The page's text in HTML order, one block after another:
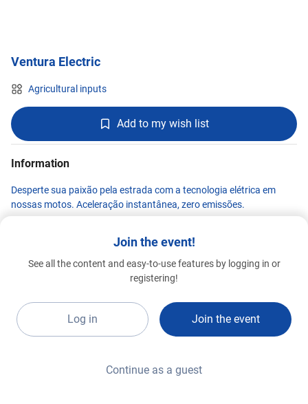
Ventura Electric
Agricultural inputs
Add to my wish list
Information
Desperte sua paixão pela estrada com a tecnologia elétrica em
nossas motos. Aceleração instantânea, zero emissões.
VENTURA MARINE
Join the event!
See all the content and easy-to-use features by logging in or
registering!
Log in Join the event
Continue as a guest